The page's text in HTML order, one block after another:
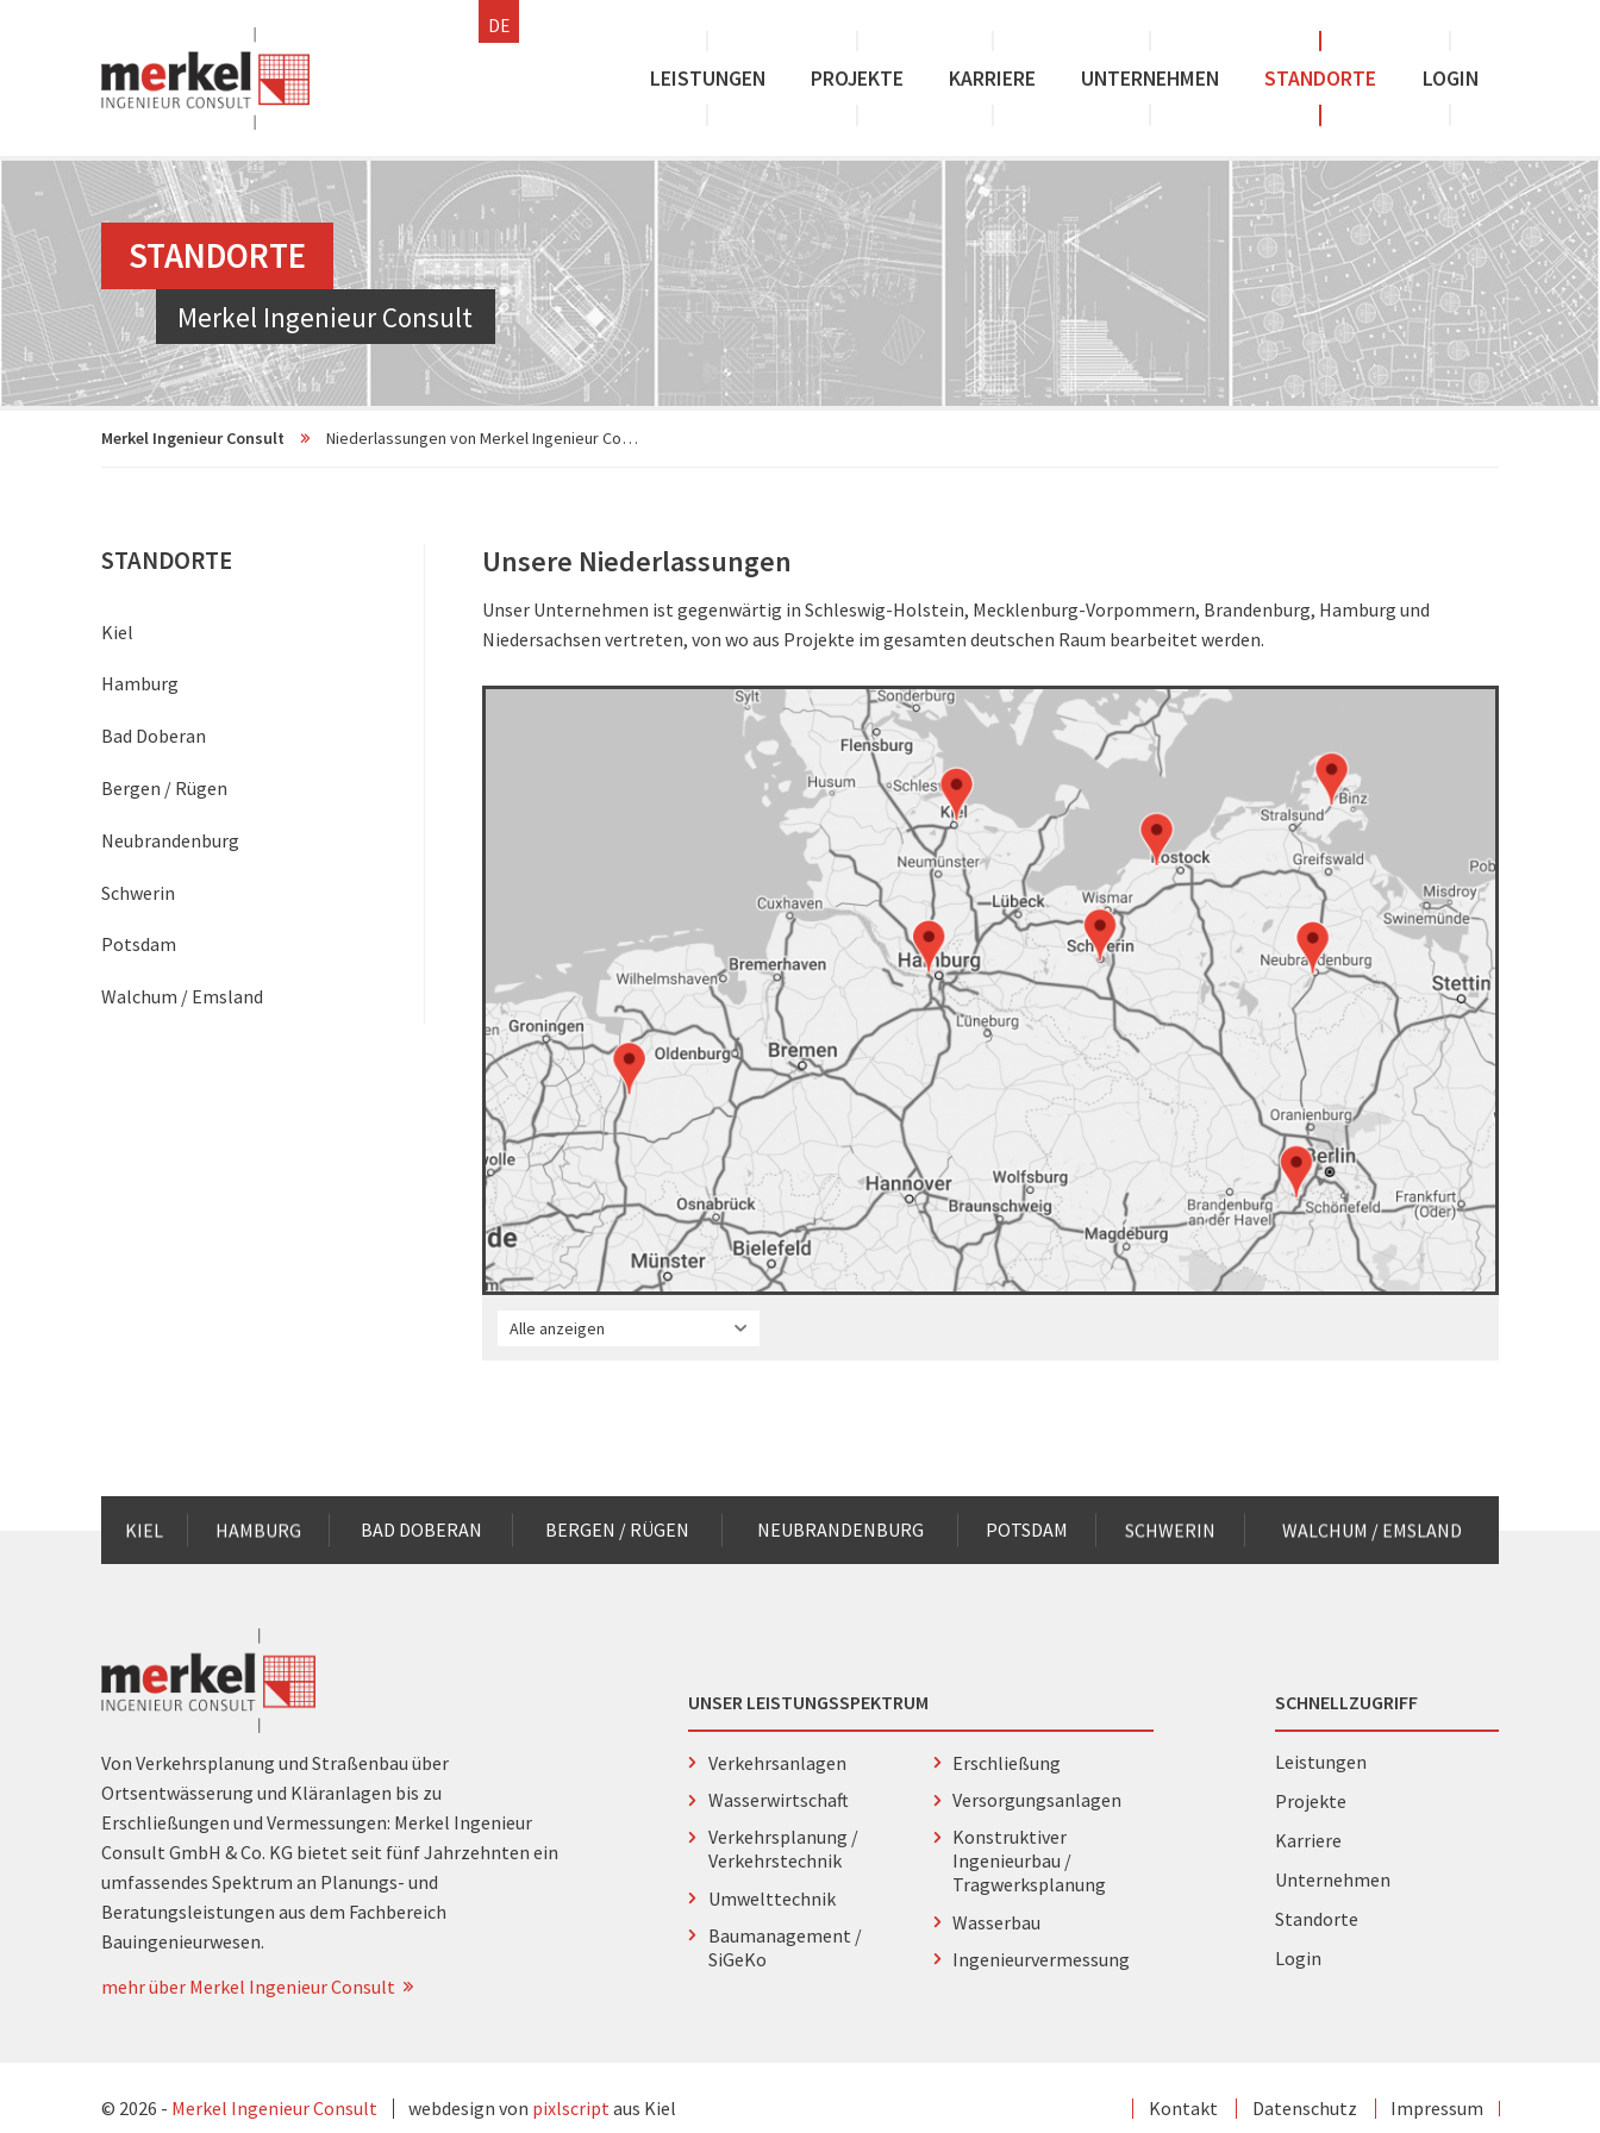
LEISTUNGEN PROJEKTE KARRIERE UNTERNEHMEN STANDORTE LOGIN
DE
STANDORTE
Merkel Ingenieur Consult
Merkel Ingenieur Consult Niederlassungen von Merkel Ingenieur Consult
Unsere Niederlassungen
Unser Unternehmen ist gegenwärtig in Schleswig-Holstein, Mecklenburg-Vorpommern, Brandenburg, Hamburg und
Niedersachsen vertreten, von wo aus Projekte im gesamten deutschen Raum bearbeitet werden.
STANDORTE
Kiel
Hamburg
Bad Doberan
Bergen / Rügen
Neubrandenburg
Schwerin
Potsdam
Walchum / Emsland
KIEL HAMBURG BAD DOBERAN BERGEN / RÜGEN NEUBRANDENBURG POTSDAM SCHWERIN WALCHUM / EMSLAND
Von Verkehrsplanung und Straßenbau über
Ortsentwässerung und Kläranlagen bis zu
Erschließungen und Vermessungen: Merkel Ingenieur
Consult GmbH & Co. KG bietet seit fünf Jahrzehnten ein
umfassendes Spektrum an Planungs- und
Beratungsleistungen aus dem Fachbereich
Bauingenieurwesen.
mehr über Merkel Ingenieur Consult
UNSER LEISTUNGSSPEKTRUM
Verkehrsanlagen
Wasserwirtschaft
Verkehrsplanung /
Verkehrstechnik
Umwelttechnik
Baumanagement /
SiGeKo
Erschließung
Versorgungsanlagen
Konstruktiver
Ingenieurbau /
Tragwerksplanung
Wasserbau
Ingenieurvermessung
SCHNELLZUGRIFF
Leistungen
Projekte
Karriere
Unternehmen
Standorte
Login
Kontakt Datenschutz Impressum
© 2026 - Merkel Ingenieur Consult webdesign von pixlscript aus Kiel